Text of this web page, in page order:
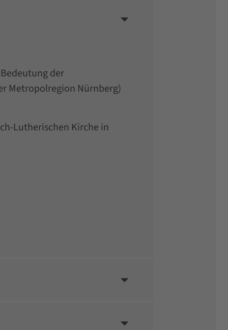
der
Metropolregion Nürnberg)
Lutherischen Kirche in